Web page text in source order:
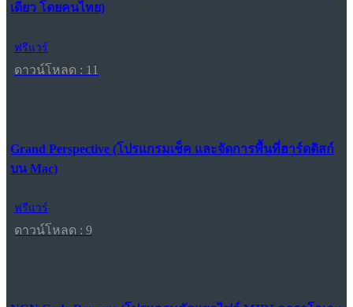
เดียว โดยคนไทย)
ฟรีแวร์
ดาวน์โหลด : 11
Grand Perspective (โปรแกรมเช็ค และจัดการพื้นที่ฮาร์ดดิสก์
บน Mac)
ฟรีแวร์
ดาวน์โหลด : 9